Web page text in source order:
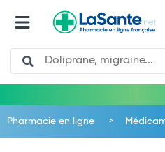
Search
Pharmacie en ligne